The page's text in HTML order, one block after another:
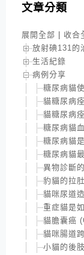
文章分類
展開全部
收合
放射碘131的
生活紀錄
病例分享
糖尿病貓
貓糖尿病
貓糖尿病
糖尿病貓
糖尿病貓
糖尿病貓
異物診斷
豹貓的拉
貓咪尿道
重症貓是
貓膽囊癌
貓咪腸道
小貓的後